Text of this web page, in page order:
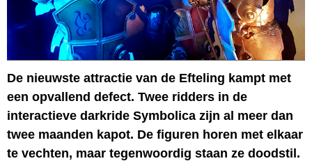
De nieuwste attractie van de Efteling kampt met
een opvallend defect. Twee ridders in de
interactieve darkride Symbolica zijn al meer dan
twee maanden kapot. De figuren horen met elkaar
te vechten, maar tegenwoordig staan ze doodstil.